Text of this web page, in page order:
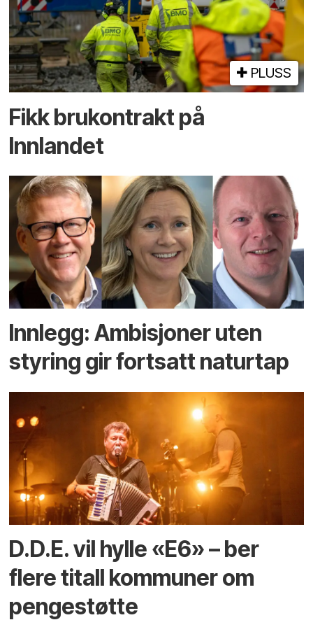
PLUSS
Fikk brukontrakt på
Innlandet
Innlegg: Ambisjoner uten
styring gir fortsatt naturtap
D.D.E. vil hylle «E6» – ber
flere titall kommuner om
pengestøtte